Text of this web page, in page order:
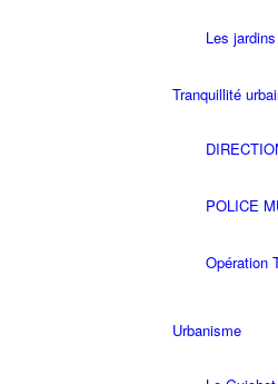
Les
Tranquillité
POLICE
Opération
Urbanisme